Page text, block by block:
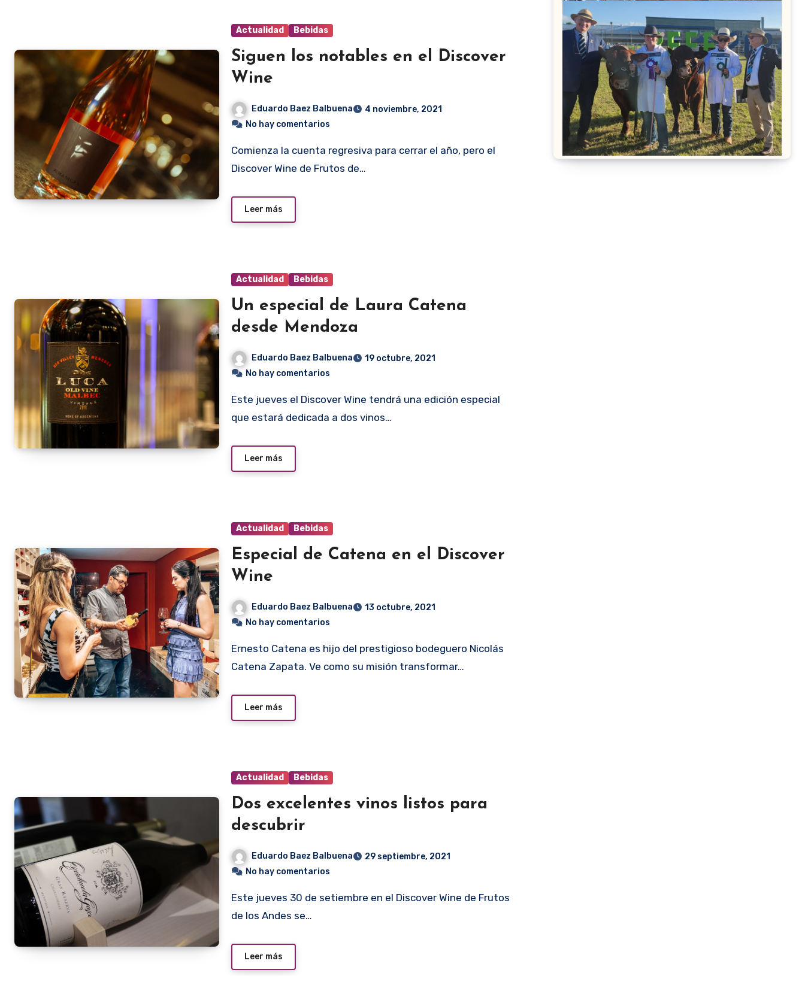
Actualidad Bebidas
Siguen los notables en el Discover
Wine
Eduardo Baez Balbuena
4 noviembre, 2021
No hay comentarios
Comienza la cuenta regresiva para cerrar el año, pero el
Discover Wine de Frutos de…
Leer más
Actualidad Bebidas
Un especial de Laura Catena
desde Mendoza
Eduardo Baez Balbuena
19 octubre, 2021
No hay comentarios
Este jueves el Discover Wine tendrá una edición especial
que estará dedicada a dos vinos…
Leer más
Actualidad Bebidas
Especial de Catena en el Discover
Wine
Eduardo Baez Balbuena
13 octubre, 2021
No hay comentarios
Ernesto Catena es hijo del prestigioso bodeguero Nicolás
Catena Zapata. Ve como su misión transformar…
Leer más
Actualidad Bebidas
Dos excelentes vinos listos para
descubrir
Eduardo Baez Balbuena
29 septiembre, 2021
No hay comentarios
Este jueves 30 de setiembre en el Discover Wine de Frutos
de los Andes se…
Leer más